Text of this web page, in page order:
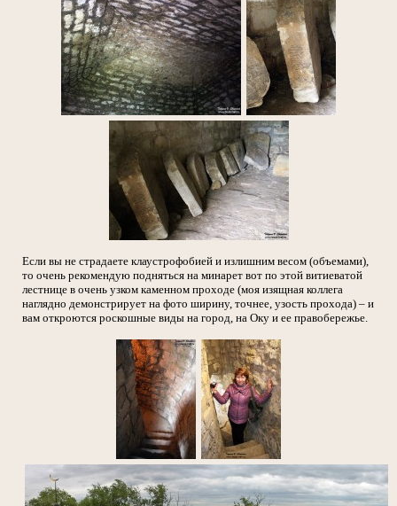
Если вы не страдаете клаустрофобией и излишним весом (объемами),
то очень рекомендую подняться на минарет вот по этой витиеватой
лестнице в очень узком каменном проходе (моя изящная коллега
наглядно демонстрирует на фото ширину, точнее, узость прохода) – и
вам откроются роскошные виды на город, на Оку и ее правобережье.